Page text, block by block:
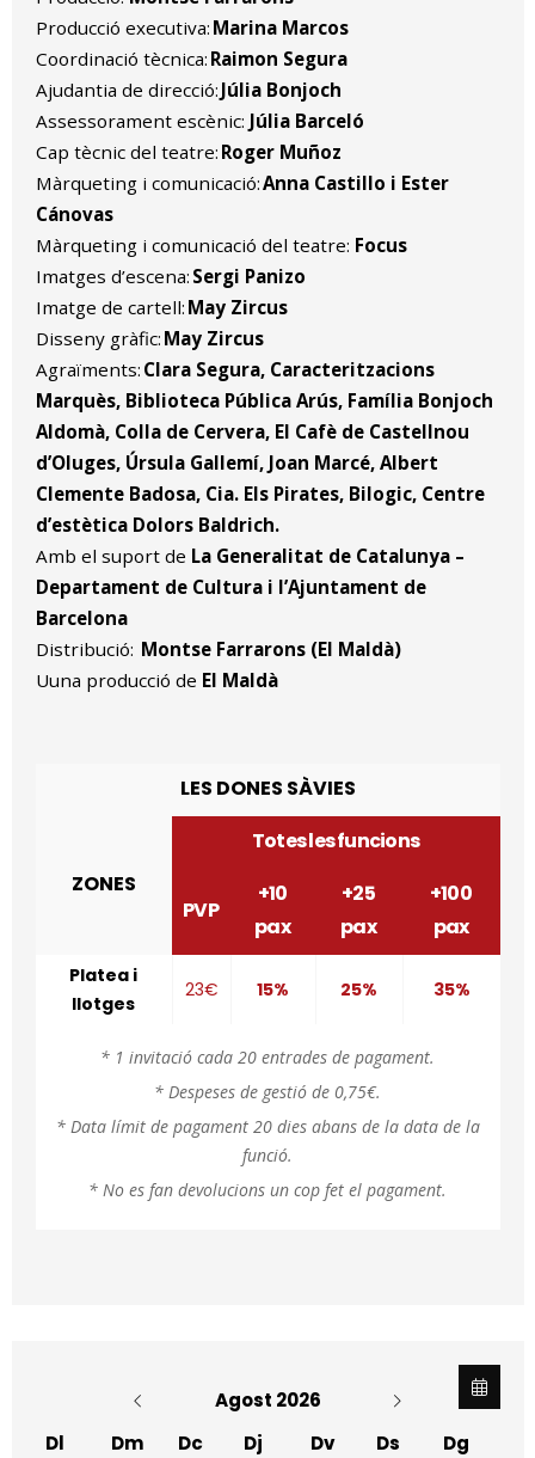
Producció executiva: Marina Marcos
Coordinació tècnica: Raimon Segura
Ajudantia de direcció: Júlia Bonjoch
Assessorament escènic: Júlia Barceló
Cap tècnic del teatre: Roger Muñoz
Màrqueting i comunicació:Anna Castillo i Ester
Cánovas
Màrqueting i comunicació del teatre: Focus
Imatges d’escena: Sergi Panizo
Imatge de cartell: May Zircus
Disseny gràfic: May Zircus
Agraïments: Clara Segura, Caracteritzacions
Marquès, Biblioteca Pública Arús, Família Bonjoch
Aldomà, Colla de Cervera, El Cafè de Castellnou
d’Oluges, Úrsula Gallemí, Joan Marcé, Albert
Clemente Badosa, Cia. Els Pirates, Bilogic, Centre
d’estètica Dolors Baldrich.
Amb el suport de La Generalitat de Catalunya –
Departament de Cultura i l’Ajuntament de
Barcelona
Distribució: Montse Farrarons (El Maldà)
Uuna producció de El Maldà
LES DONES SÀVIES
ZONES
Totes les funcions
PVP
+10
pax
+25
pax
+100
pax
Platea i
llotges
23€ 15% 25% 35%
* 1 invitació cada 20 entrades de pagament.
* Despeses de gestió de 0,75€.
* Data límit de pagament 20 dies abans de la data de la
funció.
* No es fan devolucions un cop fet el pagament.
Agost 2026
Dl
Dm Dc Dj Dv Ds Dg